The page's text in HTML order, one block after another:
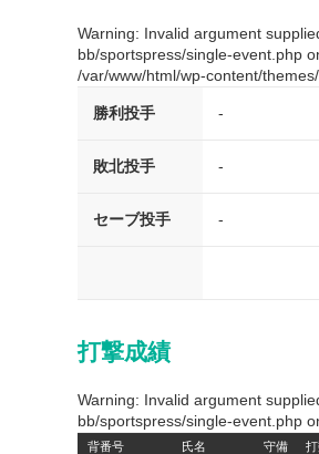
Warning: Invalid argument
bb/sportspress/single-event.php
/var/www/html/wp-content/
勝利投手 -
敗北投手 -
セーブ投手 -
打撃成績
Warning: Invalid argument
bb/sportspress/single-event.php
背番号 氏名 守備